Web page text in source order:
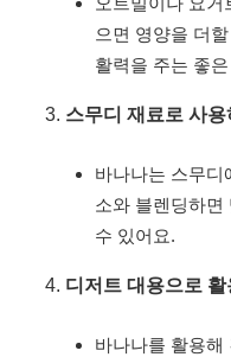
으면 영양을 더
활력을 주는 좋
스무디 재료로 사용
바나나는 스무디
소와 블렌딩하면
수 있어요.
디저트 대용으로 활
바나나를 활용해